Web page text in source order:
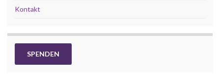
Kontakt
SPENDEN